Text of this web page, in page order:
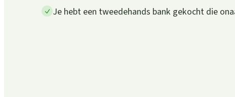
Je hebt een tweedehands bank gekocht die